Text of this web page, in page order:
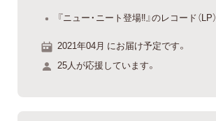
『ニュー・ニート登場‼』のレコード（LP）
2021年04月 にお届け予定です。
25人が応援しています。